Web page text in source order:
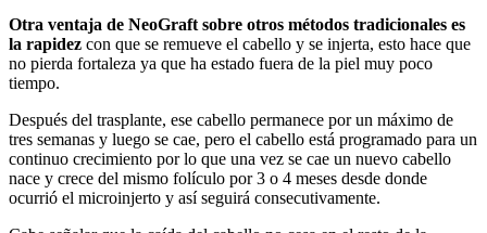
Otra ventaja de NeoGraft sobre otros métodos tradicionales es
la rapidez con que se remueve el cabello y se injerta, esto hace que
no pierda fortaleza ya que ha estado fuera de la piel muy poco
tiempo.
Después del trasplante, ese cabello permanece por un máximo de
tres semanas y luego se cae, pero el cabello está programado para un
continuo crecimiento por lo que una vez se cae un nuevo cabello
nace y crece del mismo folículo por 3 o 4 meses desde donde
ocurrió el microinjerto y así seguirá consecutivamente.